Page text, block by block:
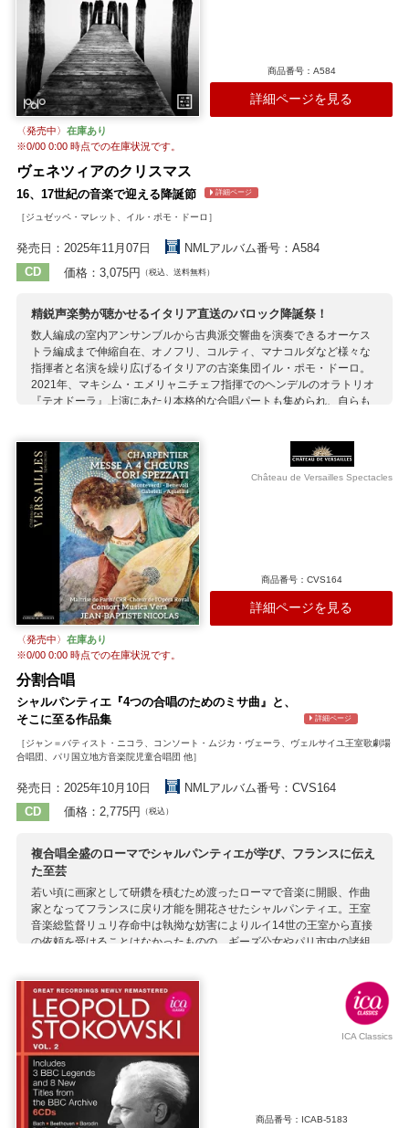
定、曲順や解釈を徹底的に見直し、見識の高い文化人たちがプライベ
ートな集いの場で味わっていたであろう親密な響きで本作の魅力の真
相に迫ります。 （...）
収録作曲家：
メールロ
モンテヴェルディ G.ガブリエリ
商品番号：A584
詳細ページを見る
〈発売中〉 在庫あり
※0/00 0:00時点での在庫状況です。
ヴェネツィアのクリスマス
16、17世紀の音楽で迎える降誕節 詳細ページ
［ジュゼッペ・マレット、イル・ポモ・ドーロ］
発売日：2025年11月07日
NMLアルバム番号：A584
CD
価格：3,075円 （税込、送料無料）
精鋭声楽勢が聴かせるイタリア直送のバロック降誕祭！
数人編成の室内アンサンブルから古典派交響曲を演奏できるオーケス
トラ編成まで伸縮自在、オノフリ、コルティ、マナコルダなど様々な
指揮者と名演を繰り広げるイタリアの古楽集団イル・ポモ・ドーロ。
2021年、マキシム・エメリャニチェフ指揮でのヘンデルのオラトリオ
『テオドーラ』上演にあたり本格的な合唱パートも集められ、自らも
ようになりました。 2025年のクリスマスに向け制作された本盤は、そ
んなイル・ポモ・ドーロの声楽セクションの強みが十全に活かされた
バロック作品集。モンテヴェルディ晩年の『宗教的・倫理的な森』収
録作を中心に、この大家が後年楽長を務めたヴェネツィアのサン・マ
ルコ教会とゆかりの深い前後世代の作曲家たちの初期バロック多声作
品が厳選されています。 器楽はオルガン、ヴィオローネとバロックハ
ープだけですが、総勢18人の歌手がさまざまな組み合わせで、当時の
ヴェネツィアに特有の二重合唱も歌いこなしながら聴かせる声の交錯
はまさに絶妙。整ったアンサンブルできわめて美しく、聴き応え十分
です。カトリック晩課の流れをなぞる選曲で、ガブリエーリからカヴ
ァッリへと至るイタリア初期バロックの豊かさを深く実感できます。
収録作曲家：
カヴァッリ
A.ガブリエリ
バッサーノ
Château de Versailles Spectacles
商品番号：CVS164
詳細ページを見る
〈発売中〉 在庫あり
※0/00 0:00時点での在庫状況です。
分割合唱
シャルパンティエ『4つの合唱のためのミサ曲』と、
そこに至る作品集
詳細ページ
［ジャン＝バティスト・ニコラ、コンソート・ムジカ・ヴェーラ、ヴェルサイユ王室歌劇場
合唱団、パリ国立地方音楽院児童合唱団 他］
発売日：2025年10月10日
NMLアルバム番号：CVS164
CD
価格：2,775円 （税込）
複合唱全盛のローマでシャルパンティエが学び、フランスに伝え
た至芸
若い頃に画家として研鑽を積むため渡ったローマで音楽に開眼、作曲
家となってフランスに戻り才能を開花させたシャルパンティエ。王室
音楽総監督リュリ存命中は執拗な妨害によりルイ14世の王室から直接
の依頼を受けることはなかったものの、ギーズ公女やパリ市中の諸組
や楽音を交わす複合唱形式で書かれていますが、これは教皇庁の作曲
家ベネヴォリをはじめ、シャルパンティエ滞在中のローマで活躍して
いた作曲家たちが深めた作曲手法。アルバム前半には（ベネヴォリた
ちの手本でもあったガブリエーリやモンテヴェルディらヴェネツィア
の作曲家たちのものも含め）イタリア半島で複合唱形式を用いた先達
の作品も収録、その影響を音で確認できるようになっています。 1994
年生まれの若き指揮者ジャン＝バティスト・ニコラが、自ら結成した
ムジカ・ヴェーラを奏楽隊に迎え、児童合唱を含む大編成の多重合唱
を巧みに導くみずみずしい演奏が見事。金管・木管奏者の総数が弓奏
ICA Classics
商品番号：ICAB-5183